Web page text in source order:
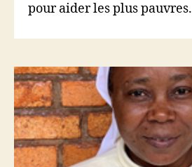
pour aider les plus pauvres.